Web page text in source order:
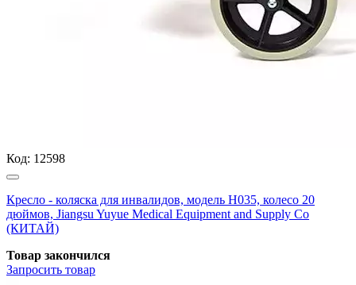
Код: 12598
Кресло - коляска для инвалидов, модель H035, колесо 20
дюймов, Jiangsu Yuyue Medical Equipment and Supply Co
(КИТАЙ)
Товар закончился
Запросить товар